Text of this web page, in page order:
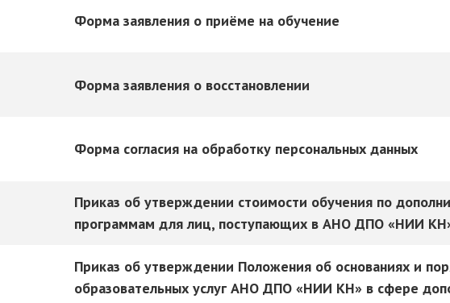
Форма заявления о приёме на обучение
Форма заявления о восстановлении
Форма согласия на обработку персональных данных
Приказ об утверждении стоимости обучения по
программам для лиц, поступающих в АНО ДПО «НИИ
Приказ об утверждении Положения об основаниях и
образовательных услуг АНО ДПО «НИИ КН» в сфере